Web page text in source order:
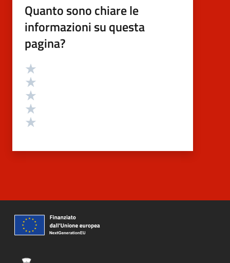
Quanto sono chiare le
informazioni su questa
pagina?
Valutazione